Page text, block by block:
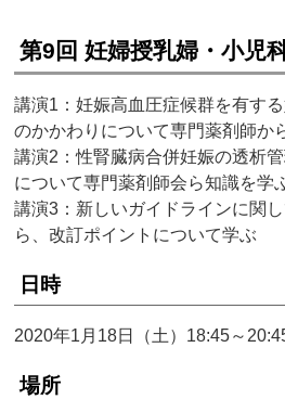
第9回 妊婦授乳婦・小児
講演1：妊娠高血圧症候群を有す
のかかわりについて専門薬剤師か
講演2：性腎臓病合併妊娠の透析
について専門薬剤師会ら知識を学
講演3：新しいガイドラインに関
ら、改訂ポイントについて学ぶ
日時
2020年1月18日（土）18:45～
場所